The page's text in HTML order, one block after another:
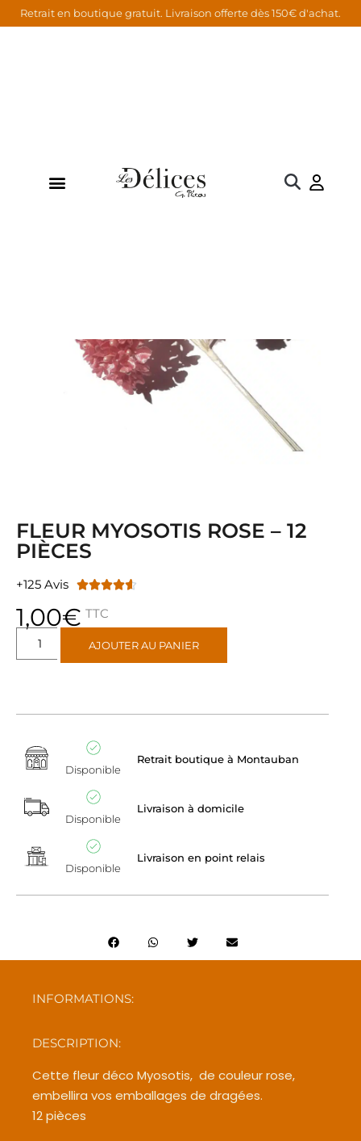
Retrait en boutique gratuit. Livraison offerte dès 150€ d'achat.
FLEUR MYOSOTIS ROSE – 12
PIÈCES
+125 Avis 
1,00€ TTC
AJOUTER AU PANIER
Disponible
Retrait boutique à Montauban
Disponible
Livraison à domicile
Disponible
Livraison en point relais
INFORMATIONS:
DESCRIPTION:
Cette fleur déco Myosotis, de couleur rose,
embellira vos emballages de dragées.
12 pièces